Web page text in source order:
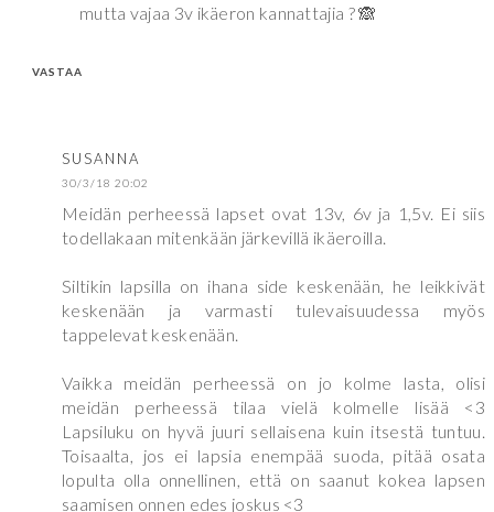
mutta vajaa 3v ikäeron kannattajia ? 🙈
VASTAA
SUSANNA
30/3/18 20:02
Meidän perheessä lapset ovat 13v, 6v ja 1,5v. Ei siis
todellakaan mitenkään järkevillä ikäeroilla.
Siltikin lapsilla on ihana side keskenään, he leikkivät
keskenään ja varmasti tulevaisuudessa myös
tappelevat keskenään.
Vaikka meidän perheessä on jo kolme lasta, olisi
meidän perheessä tilaa vielä kolmelle lisää <3
Lapsiluku on hyvä juuri sellaisena kuin itsestä tuntuu.
Toisaalta, jos ei lapsia enempää suoda, pitää osata
lopulta olla onnellinen, että on saanut kokea lapsen
saamisen onnen edes joskus <3